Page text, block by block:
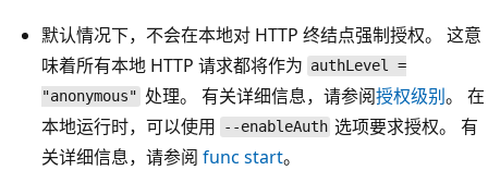
默认情况下，不会在本地对 HTTP 终结点强制授权。 这意
味着所有本地 HTTP 请求都将作为 authLevel =
"anonymous" 处理。 有关详细信息，请参阅授权级别。 在
本地运行时，可以使用
--enableAuth 选项要求授权。 有
关详细信息，请参阅 func start。